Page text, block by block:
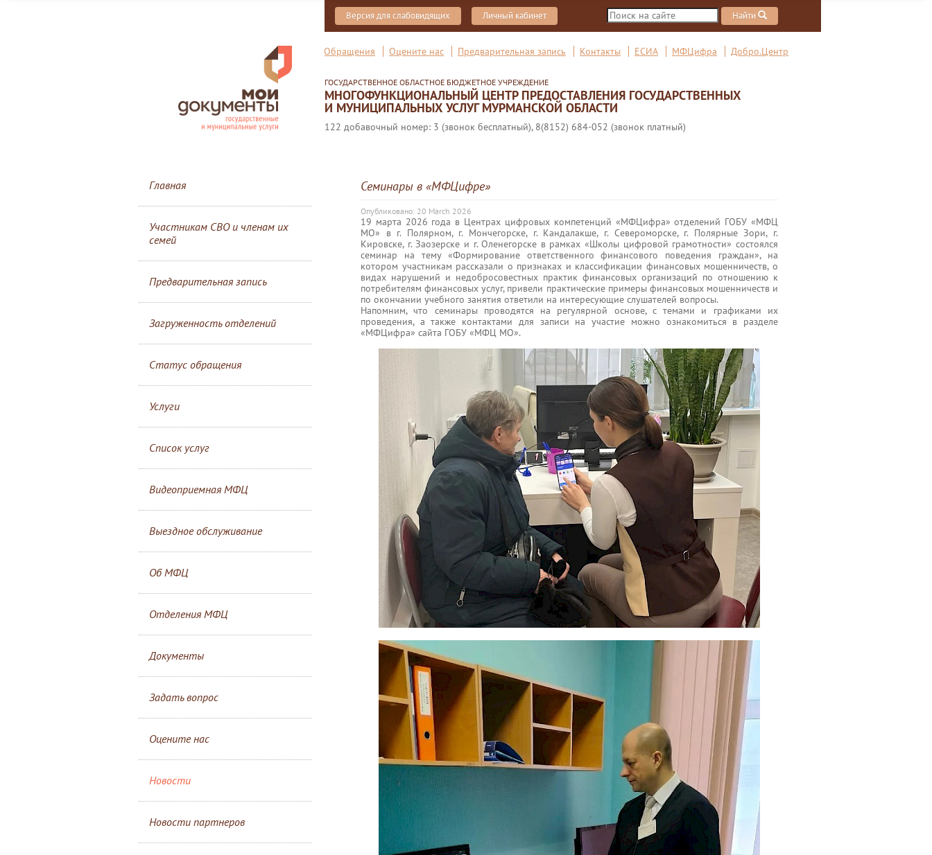
Версия для слабовидящих Личный кабинет Найти
Обращения Оцените нас Предварительная запись Контакты ЕСИА МФЦифра Добро.Центр
ГОСУДАРСТВЕННОЕ ОБЛАСТНОЕ БЮДЖЕТНОЕ УЧРЕЖДЕНИЕ
МНОГОФУНКЦИОНАЛЬНЫЙ ЦЕНТР ПРЕДОСТАВЛЕНИЯ ГОСУДАРСТВЕННЫХ
И МУНИЦИПАЛЬНЫХ УСЛУГ МУРМАНСКОЙ ОБЛАСТИ
122 добавочный номер: 3 (звонок бесплатный), 8(8152) 684-052 (звонок платный)
Главная
Участникам СВО и членам их
семей
Предварительная запись
Загруженность отделений
Статус обращения
Услуги
Список услуг
Видеоприемная МФЦ
Выездное обслуживание
Об МФЦ
Отделения МФЦ
Документы
Задать вопрос
Оцените нас
Новости
Новости партнеров
Семинары в «МФЦифре»
Опубликовано: 20 March 2026
19 марта 2026 года в Центрах цифровых компетенций «МФЦифра» отделений ГОБУ «МФЦ
МО» в г. Полярном, г. Мончегорске, г. Кандалакше, г. Североморске, г. Полярные Зори, г.
Кировске, г. Заозерске и г. Оленегорске в рамках «Школы цифровой грамотности» состоялся
семинар на тему «Формирование ответственного финансового поведения граждан», на
котором участникам рассказали о признаках и классификации финансовых мошенничеств, о
видах нарушений и недобросовестных практик финансовых организаций по отношению к
потребителям финансовых услуг, привели практические примеры финансовых мошенничеств и
по окончании учебного занятия ответили на интересующие слушателей вопросы.
Напомним, что семинары проводятся на регулярной основе, с темами и графиками их
проведения, а также контактами для записи на участие можно ознакомиться в разделе
«МФЦифра» сайта ГОБУ «МФЦ МО».